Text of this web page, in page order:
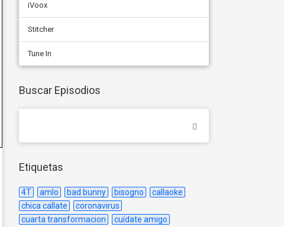
iVoox
Stitcher
Tune In
Buscar Episodios
Etiquetas
4T amlo bad bunny bisogno
callaoke
chica callate
coronavirus
cuarta transformacion
cuídate amigo